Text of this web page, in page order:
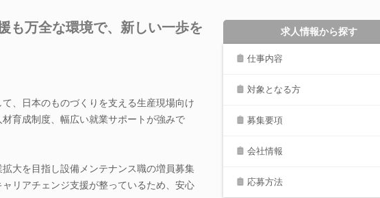
も万全な環境で、新しい一歩を
、日本のものづくりを支える生産現場向け
育成制度、幅広い就業サポートが強みで
大を目指し設備メンテナンス職の増員募集
リアチェンジ支援が整っているため、安心
求人情報から探す
仕事内容
対象となる方
募集要項
会社情報
応募方法